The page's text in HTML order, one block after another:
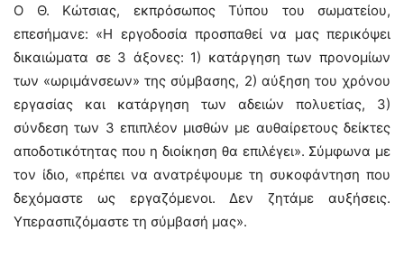
Ο Θ. Κώτσιας, εκπρόσωπος Τύπου του σωματείου,
επεσήμανε: «Η εργοδοσία προσπαθεί να μας περικόψει
δικαιώματα σε 3 άξονες: 1) κατάργηση των προνομίων
των «ωριμάνσεων» της σύμβασης, 2) αύξηση του χρόνου
εργασίας και κατάργηση των αδειών πολυετίας, 3)
σύνδεση των 3 επιπλέον μισθών με αυθαίρετους δείκτες
αποδοτικότητας που η διοίκηση θα επιλέγει». Σύμφωνα με
τον ίδιο, «πρέπει να ανατρέψουμε τη συκοφάντηση που
δεχόμαστε ως εργαζόμενοι. Δεν ζητάμε αυξήσεις.
Υπερασπιζόμαστε τη σύμβασή μας».